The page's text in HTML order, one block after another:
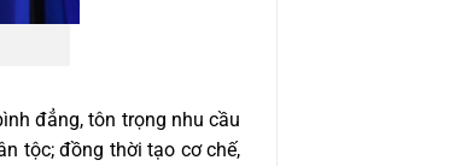
đẳng, tôn trọng nhu cầu
tộc; đồng thời tạo cơ chế,